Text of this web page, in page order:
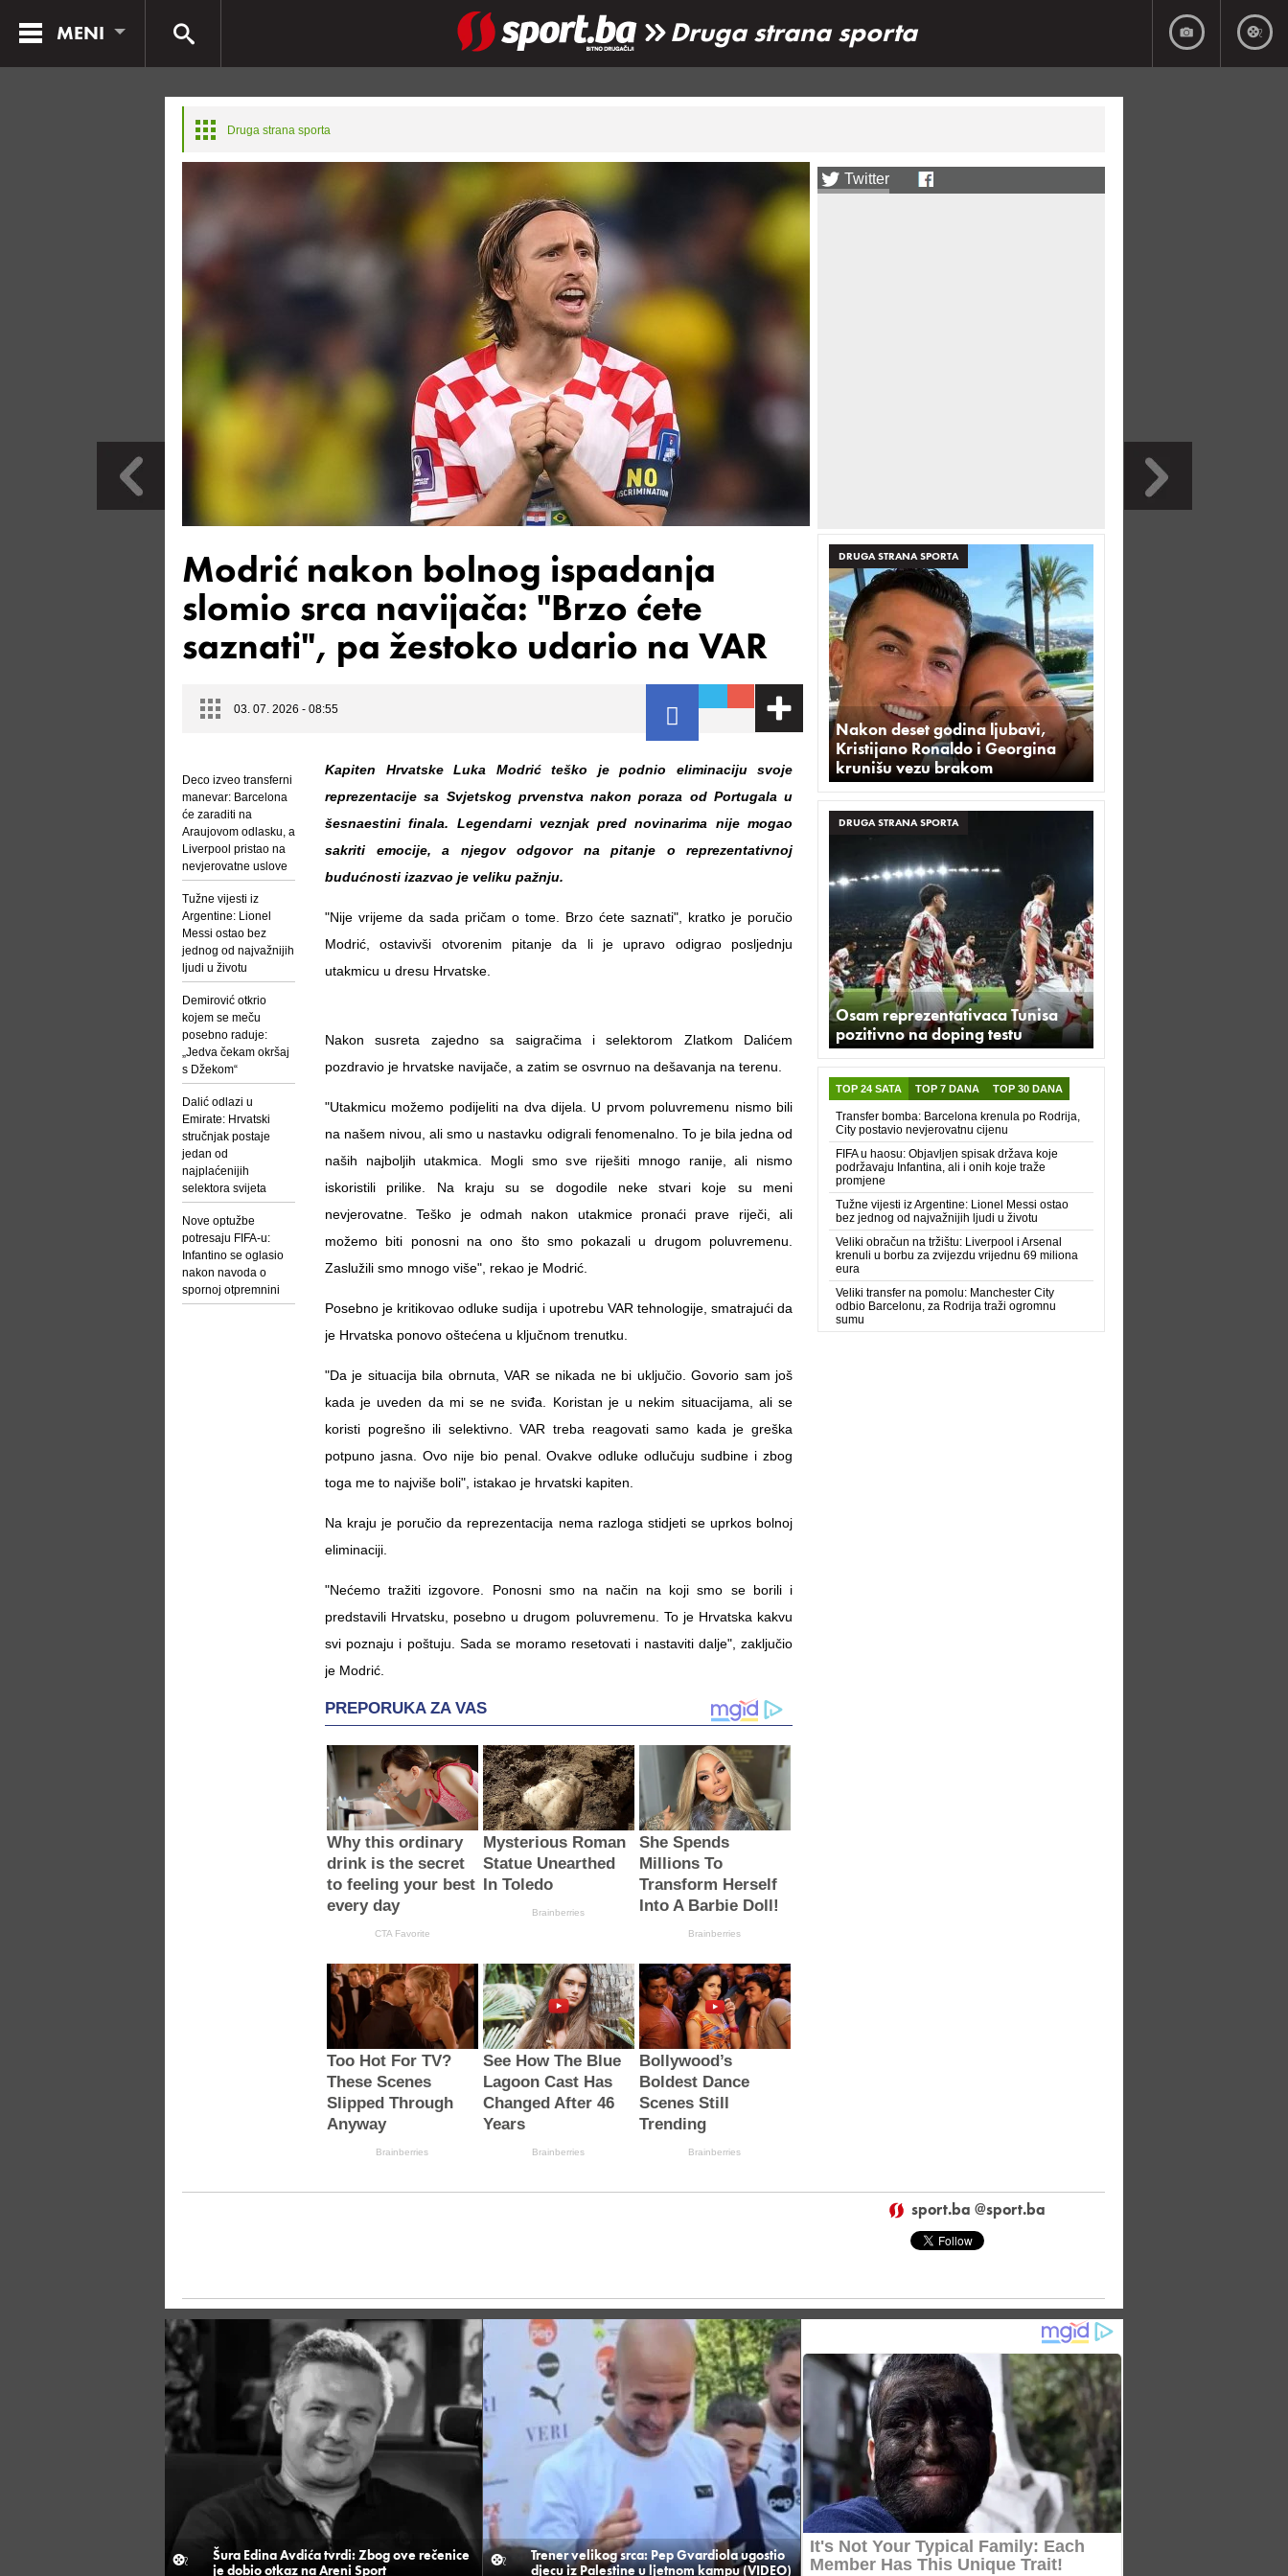
MENI Druga strana sporta
Druga strana sporta
Modrić nakon bolnog ispadanja
slomio srca navijača: "Brzo ćete
saznati", pa žestoko udario na VAR
03. 07. 2026 - 08:55
Deco izveo transferni
manevar: Barcelona
će zaraditi na
Araujovom odlasku, a
Liverpool pristao na
nevjerovatne uslove
Tužne vijesti iz
Argentine: Lionel
Messi ostao bez
jednog od najvažnijih
ljudi u životu
Demirović otkrio
kojem se meču
posebno raduje:
„Jedva čekam okršaj
s Džekom“
Dalić odlazi u
Emirate: Hrvatski
stručnjak postaje
jedan od
najplaćenijih
selektora svijeta
Nove optužbe
potresaju FIFA-u:
Infantino se oglasio
nakon navoda o
spornoj otpremnini
Kapiten Hrvatske Luka Modrić teško je podnio eliminaciju svoje
reprezentacije sa Svjetskog prvenstva nakon poraza od Portugala u
šesnaestini finala. Legendarni veznjak pred novinarima nije mogao
sakriti emocije, a njegov odgovor na pitanje o reprezentativnoj
budućnosti izazvao je veliku pažnju.
"Nije vrijeme da sada pričam o tome. Brzo ćete saznati", kratko je poručio
Modrić, ostavivši otvorenim pitanje da li je upravo odigrao posljednju
utakmicu u dresu Hrvatske.
Nakon susreta zajedno sa saigračima i selektorom Zlatkom Dalićem
pozdravio je hrvatske navijače, a zatim se osvrnuo na dešavanja na terenu.
"Utakmicu možemo podijeliti na dva dijela. U prvom poluvremenu nismo bili
na našem nivou, ali smo u nastavku odigrali fenomenalno. To je bila jedna od
naših najboljih utakmica. Mogli smo sve riješiti mnogo ranije, ali nismo
iskoristili prilike. Na kraju su se dogodile neke stvari koje su meni
nevjerovatne. Teško je odmah nakon utakmice pronaći prave riječi, ali
možemo biti ponosni na ono što smo pokazali u drugom poluvremenu.
Zaslužili smo mnogo više", rekao je Modrić.
Posebno je kritikovao odluke sudija i upotrebu VAR tehnologije, smatrajući da
je Hrvatska ponovo oštećena u ključnom trenutku.
"Da je situacija bila obrnuta, VAR se nikada ne bi uključio. Govorio sam još
kada je uveden da mi se ne sviđa. Koristan je u nekim situacijama, ali se
koristi pogrešno ili selektivno. VAR treba reagovati samo kada je greška
potpuno jasna. Ovo nije bio penal. Ovakve odluke odlučuju sudbine i zbog
toga me to najviše boli", istakao je hrvatski kapiten.
Na kraju je poručio da reprezentacija nema razloga stidjeti se uprkos bolnoj
eliminaciji.
"Nećemo tražiti izgovore. Ponosni smo na način na koji smo se borili i
predstavili Hrvatsku, posebno u drugom poluvremenu. To je Hrvatska kakvu
svi poznaju i poštuju. Sada se moramo resetovati i nastaviti dalje", zaključio
je Modrić.
Twitter
DRUGA STRANA SPORTA
Nakon deset godina ljubavi,
Kristijano Ronaldo i Georgina
krunišu vezu brakom
DRUGA STRANA SPORTA
Osam reprezentativaca Tunisa
pozitivno na doping testu
TOP 24 SATA TOP 7 DANA TOP 30 DANA
Transfer bomba: Barcelona krenula po Rodrija,
City postavio nevjerovatnu cijenu
FIFA u haosu: Objavljen spisak država koje
podržavaju Infantina, ali i onih koje traže
promjene
Tužne vijesti iz Argentine: Lionel Messi ostao
bez jednog od najvažnijih ljudi u životu
Veliki obračun na tržištu: Liverpool i Arsenal
krenuli u borbu za zvijezdu vrijednu 69 miliona
eura
Veliki transfer na pomolu: Manchester City
odbio Barcelonu, za Rodrija traži ogromnu
sumu
sport.ba @sport.ba
Šura Edina Avdića tvrdi: Zbog ove rečenice
je dobio otkaz na Areni Sport
Trener velikog srca: Pep Gvardiola ugostio
djecu iz Palestine u ljetnom kampu (VIDEO)